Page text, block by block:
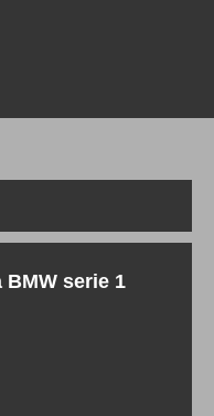
BMW serie 1